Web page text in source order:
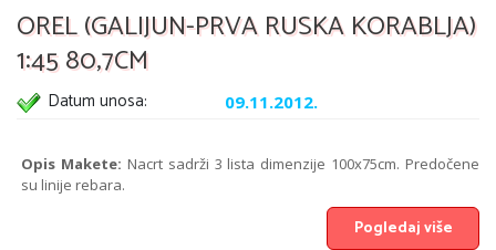
OREL (GALIJUN-PRVA RUSKA KORABLJA)
1:45 80,7CM
Datum unosa: 09.11.2012.
Opis Makete: Nacrt sadrži 3 lista dimenzije 100x75cm. Predočene
su linije rebara.
Pogledaj više